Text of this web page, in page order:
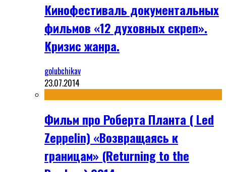
Кинофестиваль документальных
фильмов «12 духовных скреп».
Кризис жанра.
golubchikav
23.07.2014
Фильм про Роберта Планта ( Led
Zeppelin) «Возвращаясь к
границам» (Returning to the